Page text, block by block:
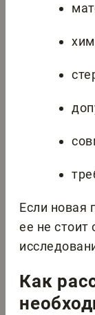
Если новая
ее не стоит
Как